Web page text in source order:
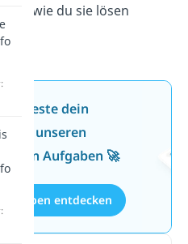
und wie du sie lösen
Teste dein
mit unseren
Aufgaben 🚀
Aufgaben entdecken